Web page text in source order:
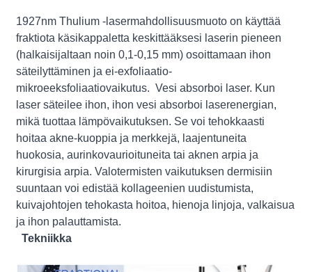
1927nm Thulium -lasermahdollisuusmuoto on käyttää
fraktiota käsikappaletta keskittääksesi laserin pieneen
(halkaisijaltaan noin 0,1-0,15 mm) osoittamaan ihon
säteilyttäminen ja ei-exfoliaatio-
mikroeeksfoliaatiovaikutus. Vesi absorboi laser. Kun
laser säteilee ihon, ihon vesi absorboi laserenergian,
mikä tuottaa lämpövaikutuksen. Se voi tehokkaasti
hoitaa akne-kuoppia ja merkkejä, laajentuneita
huokosia, aurinkovaurioituneita tai aknen arpia ja
kirurgisia arpia. Valotermisten vaikutuksen dermisiin
suuntaan voi edistää kollageenien uudistumista,
kuivajohtojen tehokasta hoitoa, hienoja linjoja, valkaisua
ja ihon palauttamista.
Tekniikka